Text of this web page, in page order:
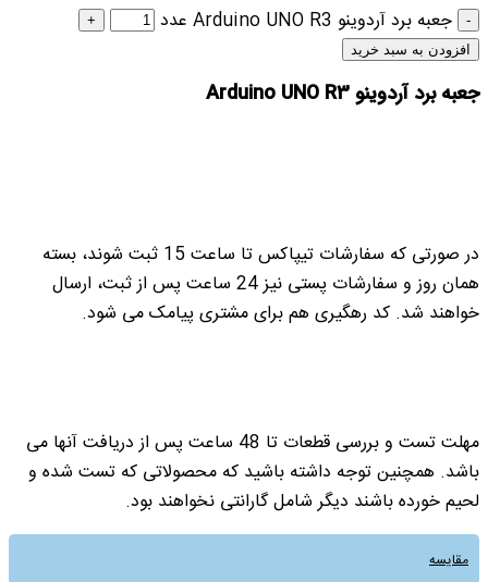
جعبه برد آردوینو Arduino UNO R3 عدد
افزودن به سبد خرید
جعبه برد آردوینو Arduino UNO R3
در صورتی که سفارشات تیپاکس تا ساعت 15 ثبت شوند، بسته
همان روز و سفارشات پستی نیز 24 ساعت پس از ثبت، ارسال
خواهند شد. کد رهگیری هم برای مشتری پیامک می شود.
مهلت تست و بررسی قطعات تا 48 ساعت پس از دریافت آنها می
باشد. همچنین توجه داشته باشید که محصولاتی که تست شده و
لحیم خورده باشند دیگر شامل گارانتی نخواهند بود.
مقایسه